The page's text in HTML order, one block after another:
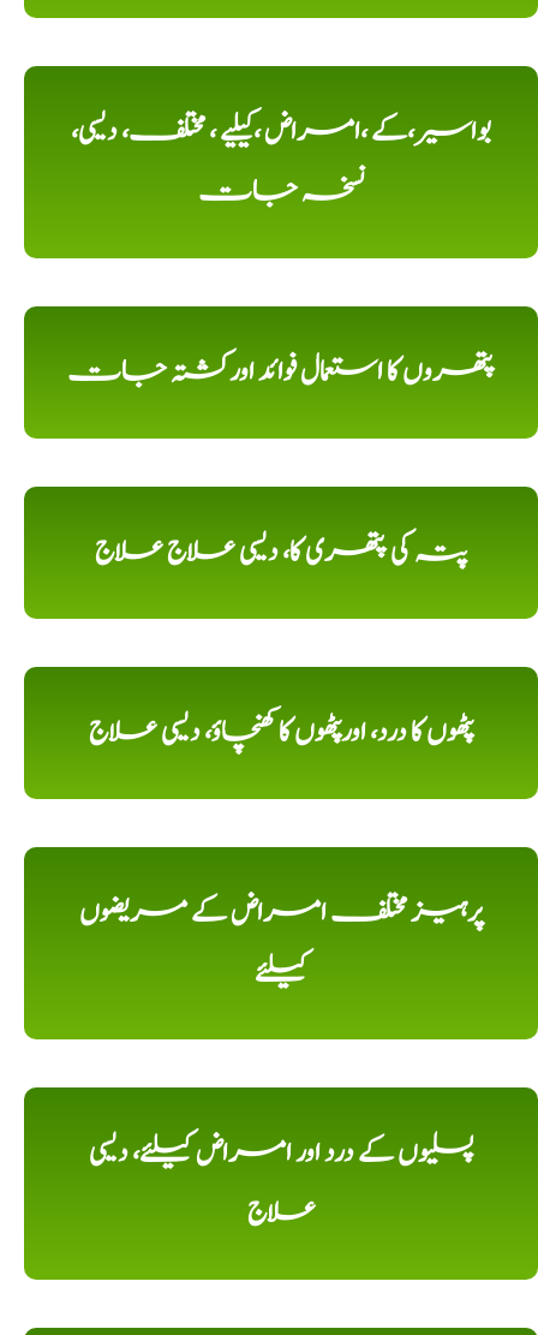
بواسیر،کے ،امراض ،کیلیے ، مختلف، دیسی،
نسخہ جات
پتھروں کا استعمال فوائد اورکشتہ جات
پتہ کی پتھری کا، دیسی علاج علاج
پٹھوں کا درد، اورپٹھوں کا کھنچاؤ، دیسی علاج
پرہیز مختلف امراض کے مریضوں
کیلئے
پسلیوں کے درد اور امراض کیلئے، دیسی
علاج